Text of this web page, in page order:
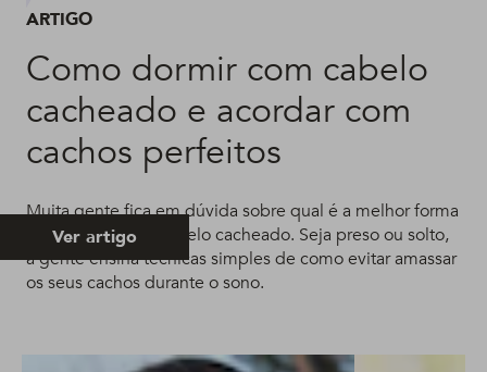
ARTIGO
Como dormir com cabelo
cacheado e acordar com
cachos perfeitos
Muita gente fica em dúvida sobre qual é a melhor forma
de dormir com o cabelo cacheado. Seja preso ou solto,
a gente ensina técnicas simples de como evitar amassar
os seus cachos durante o sono.
Ver artigo